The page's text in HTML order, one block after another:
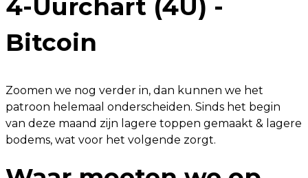
4-Uurchart (4U) -
Bitcoin
Zoomen we nog verder in, dan kunnen we het
patroon helemaal onderscheiden. Sinds het begin
van deze maand zijn lagere toppen gemaakt & lagere
bodems, wat voor het volgende zorgt.